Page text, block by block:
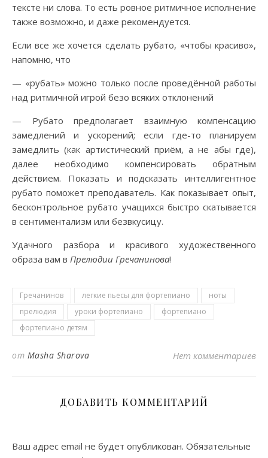
тексте ни слова. То есть ровное ритмичное исполнение
также возможно, и даже рекомендуется.
Если все же хочется сделать рубато, «чтобы красиво»,
напомню, что
— «рубать» можно только после проведённой работы
над ритмичной игрой безо всяких отклонений
— Рубато предполагает взаимную компенсацию
замедлений и ускорений; если где-то планируем
замедлить (как артистический приём, а не абы где),
далее необходимо компенсировать обратным
действием. Показать и подсказать интеллигентное
рубато поможет преподаватель. Как показывает опыт,
бесконтрольное рубато учащихся быстро скатывается
в сентиментализм или безвкусицу.
Удачного разбора и красивого художественного
образа вам в Прелюдии Гречанинова!
Гречанинов легкие пьесы для фортепиано
ноты
прелюдия
уроки фортепиано
фортепиано
фортепиано детям
от Masha Sharova Нет комментариев
ДОБАВИТЬ КОММЕНТАРИЙ
Ваш адрес email не будет опубликован. Обязательные